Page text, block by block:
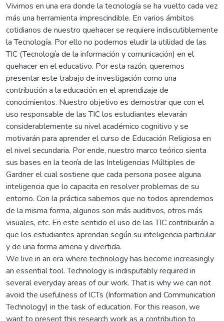
Vivimos en una era donde la tecnología se ha vuelto cada vez
más una herramienta imprescindible. En varios ámbitos
cotidianos de nuestro quehacer se requiere indiscutiblemente
la Tecnología. Por ello no podemos eludir la utilidad de las
TIC (Tecnología de la información y comunicación) en el
quehacer en el educativo. Por esta razón, queremos
presentar este trabajo de investigación como una
contribución a la educación en el aprendizaje de
conocimientos. Nuestro objetivo es demostrar que con el
uso responsable de las TIC los estudiantes elevarán
considerablemente su nivel académico cognitivo y se
motivarán para aprender el curso de Educación Religiosa en
el nivel secundaria. Por ende, nuestro marco teórico sienta
sus bases en la teoría de las Inteligencias Múltiples de
Gardner el cual sostiene que cada persona posee alguna
inteligencia que lo capacita en resolver problemas de su
entorno. Con la práctica sabemos que no todos aprendemos
de la misma forma, algunos son más auditivos, otros más
visuales, etc. En este sentido el uso de las TIC contribuirán a
que los estudiantes aprendan según su inteligencia particular
y de una forma amena y divertida.
We live in an era where technology has become increasingly
an essential tool. Technology is indisputably required in
several everyday areas of our work. That is why we can not
avoid the usefulness of ICTs (Information and Communication
Technology) in the task of education. For this reason, we